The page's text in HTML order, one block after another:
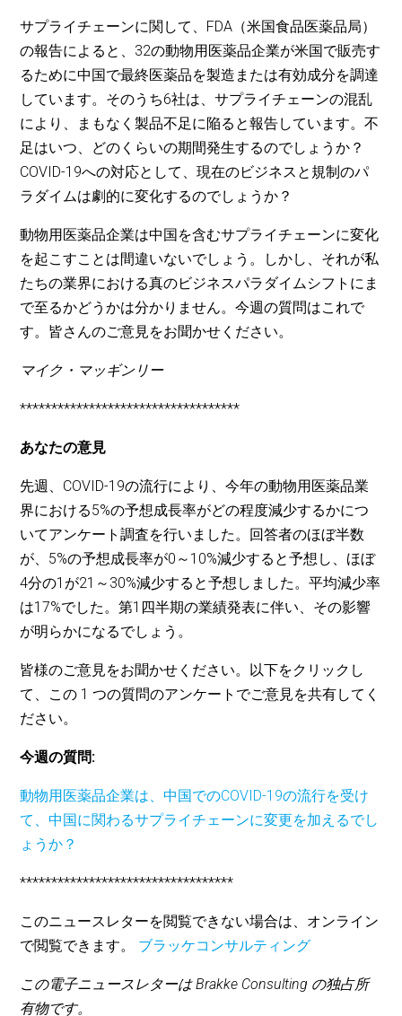
サプライチェーンに関して、FDA（米国食品医薬品局）
の報告によると、32の動物用医薬品企業が米国で販売す
るために中国で最終医薬品を製造または有効成分を調達
しています。そのうち6社は、サプライチェーンの混乱
により、まもなく製品不足に陥ると報告しています。不
足はいつ、どのくらいの期間発生するのでしょうか？
COVID-19への対応として、現在のビジネスと規制のパ
ラダイムは劇的に変化するのでしょうか？
動物用医薬品企業は中国を含むサプライチェーンに変化
を起こすことは間違いないでしょう。しかし、それが私
たちの業界における真のビジネスパラダイムシフトにま
で至るかどうかは分かりません。今週の質問はこれで
す。皆さんのご意見をお聞かせください。
マイク・マッギンリー
***********************************
あなたの意見
先週、COVID-19の流行により、今年の動物用医薬品業
界における5%の予想成長率がどの程度減少するかにつ
いてアンケート調査を行いました。回答者のほぼ半数
が、5%の予想成長率が0～10%減少すると予想し、ほぼ
4分の1が21～30%減少すると予想しました。平均減少率
は17%でした。第1四半期の業績発表に伴い、その影響
が明らかになるでしょう。
皆様のご意見をお聞かせください。以下をクリックし
て、この 1 つの質問のアンケートでご意見を共有してく
ださい。
今週の質問:
動物用医薬品企業は、中国でのCOVID-19の流行を受け
て、中国に関わるサプライチェーンに変更を加えるでし
ょうか？
**********************************
このニュースレターを閲覧できない場合は、オンライン
で閲覧できます。 ブラッケコンサルティング
この電子ニュースレターは Brakke Consulting の独占所
有物です。